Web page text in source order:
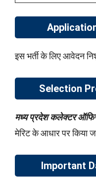
इस भर्ती के लिए आवेदन
Selection
मध्य प्रदेश कलेक्टर
मेरिट के आधार पर किया
Important